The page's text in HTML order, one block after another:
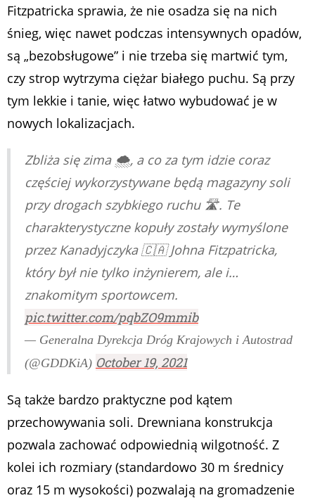
Fitzpatricka sprawia, że nie osadza się na nich
śnieg, więc nawet podczas intensywnych opadów,
są „bezobsługowe” i nie trzeba się martwić tym,
czy strop wytrzyma ciężar białego puchu. Są przy
tym lekkie i tanie, więc łatwo wybudować je w
nowych lokalizacjach.
Zbliża się zima 🌨️, a co za tym idzie coraz
częściej wykorzystywane będą magazyny soli
przy drogach szybkiego ruchu 🛣️. Te
charakterystyczne kopuły zostały wymyślone
przez Kanadyjczyka 🇨🇦 Johna Fitzpatricka,
który był nie tylko inżynierem, ale i…
znakomitym sportowcem.
pic.twitter.com/pqbZO9mmib
— Generalna Dyrekcja Dróg Krajowych i Autostrad
(@GDDKiA) October 19, 2021
Są także bardzo praktyczne pod kątem
przechowywania soli. Drewniana konstrukcja
pozwala zachować odpowiednią wilgotność. Z
kolei ich rozmiary (standardowo 30 m średnicy
oraz 15 m wysokości) pozwalają na gromadzenie